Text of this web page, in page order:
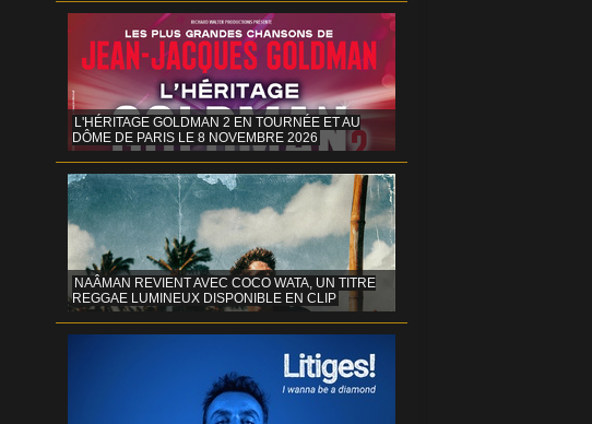
L'HÉRITAGE GOLDMAN 2 EN TOURNÉE ET AU
DÔME DE PARIS LE 8 NOVEMBRE 2026
NAÂMAN REVIENT AVEC COCO WATA, UN TITRE
REGGAE LUMINEUX DISPONIBLE EN CLIP